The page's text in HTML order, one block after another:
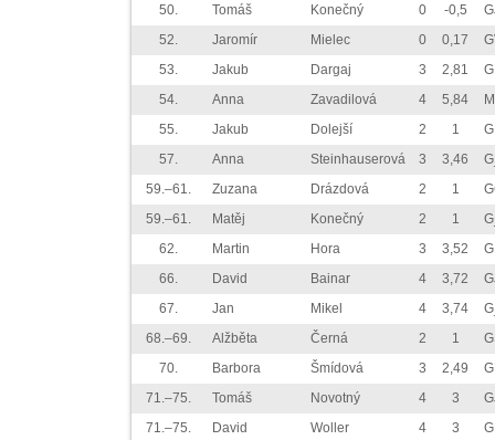
50.
Tomáš Konečný 0 -0,5
52.
Jaromír Mielec 0 0,17
53.
Jakub Dargaj 3 2,81
54.
Anna Zavadilová 4 5,84
55.
Jakub Dolejší 2 1
57.
Anna Steinhauserová 3 3,46
59.–61.
Zuzana Drázdová 2 1
59.–61.
Matěj Konečný 2 1
62.
Martin Hora 3 3,52
66.
David Bainar 4 3,72
67.
Jan Mikel 4 3,74
68.–69.
Alžběta Černá 2 1
70.
Barbora Šmídová 3 2,49
71.–75.
Tomáš Novotný 4 3
71.–75.
David Woller 4 3